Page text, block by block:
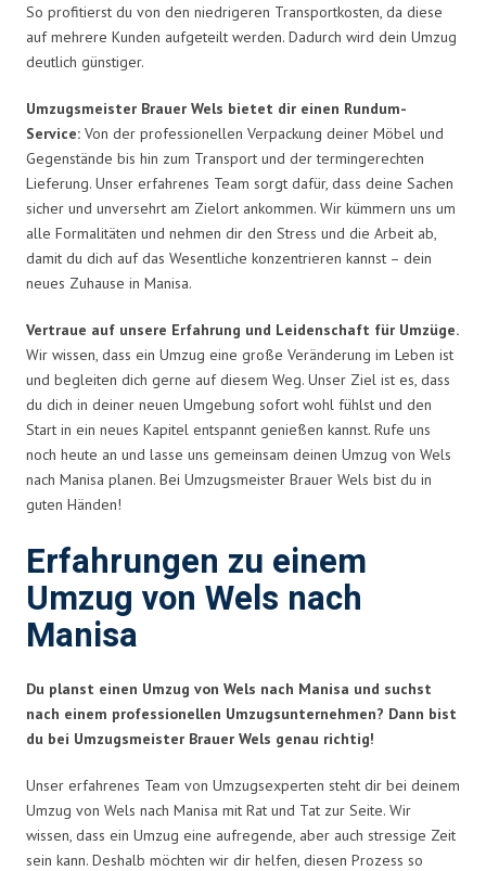
So profitierst du von den niedrigeren Transportkosten, da diese
auf mehrere Kunden aufgeteilt werden. Dadurch wird dein Umzug
deutlich günstiger.
Umzugsmeister Brauer Wels bietet dir einen Rundum-
Service: Von der professionellen Verpackung deiner Möbel und
Gegenstände bis hin zum Transport und der termingerechten
Lieferung. Unser erfahrenes Team sorgt dafür, dass deine Sachen
sicher und unversehrt am Zielort ankommen. Wir kümmern uns um
alle Formalitäten und nehmen dir den Stress und die Arbeit ab,
damit du dich auf das Wesentliche konzentrieren kannst – dein
neues Zuhause in Manisa.
Vertraue auf unsere Erfahrung und Leidenschaft für Umzüge.
Wir wissen, dass ein Umzug eine große Veränderung im Leben ist
und begleiten dich gerne auf diesem Weg. Unser Ziel ist es, dass
du dich in deiner neuen Umgebung sofort wohl fühlst und den
Start in ein neues Kapitel entspannt genießen kannst. Rufe uns
noch heute an und lasse uns gemeinsam deinen Umzug von Wels
nach Manisa planen. Bei Umzugsmeister Brauer Wels bist du in
guten Händen!
Erfahrungen zu einem
Umzug von Wels nach
Manisa
Du planst einen Umzug von Wels nach Manisa und suchst
nach einem professionellen Umzugsunternehmen? Dann bist
du bei Umzugsmeister Brauer Wels genau richtig!
Unser erfahrenes Team von Umzugsexperten steht dir bei deinem
Umzug von Wels nach Manisa mit Rat und Tat zur Seite. Wir
wissen, dass ein Umzug eine aufregende, aber auch stressige Zeit
sein kann. Deshalb möchten wir dir helfen, diesen Prozess so